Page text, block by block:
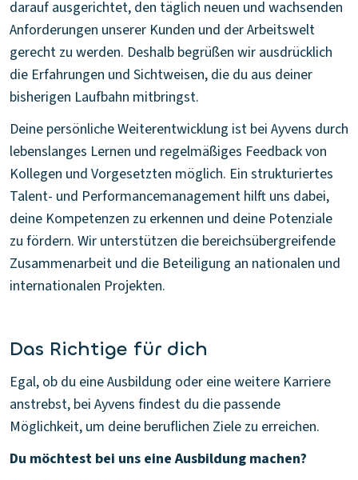
darauf ausgerichtet, den täglich neuen und wachsenden
Anforderungen unserer Kunden und der Arbeitswelt
gerecht zu werden. Deshalb begrüßen wir ausdrücklich
die Erfahrungen und Sichtweisen, die du aus deiner
bisherigen Laufbahn mitbringst.
Deine persönliche Weiterentwicklung ist bei Ayvens durch
lebenslanges Lernen und regelmäßiges Feedback von
Kollegen und Vorgesetzten möglich. Ein strukturiertes
Talent- und Performancemanagement hilft uns dabei,
deine Kompetenzen zu erkennen und deine Potenziale
zu fördern. Wir unterstützen die bereichsübergreifende
Zusammenarbeit und die Beteiligung an nationalen und
internationalen Projekten.
Das Richtige für dich
Egal, ob du eine Ausbildung oder eine weitere Karriere
anstrebst, bei Ayvens findest du die passende
Möglichkeit, um deine beruflichen Ziele zu erreichen.
Du möchtest bei uns eine Ausbildung machen?